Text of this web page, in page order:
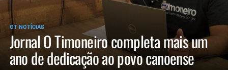
OT NOTÍCIAS
Jornal O Timoneiro completa mais um
ano de dedicação ao povo canoense